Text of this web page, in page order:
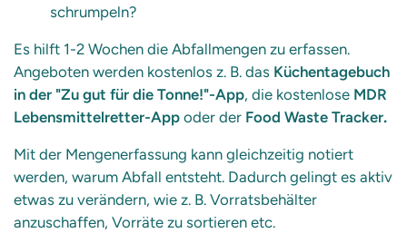
schrumpeln?
Es hilft 1-2 Wochen die Abfallmengen zu erfassen.
Angeboten werden kostenlos z. B. das Küchentagebuch
in der "Zu gut für die Tonne!"-App, die kostenlose MDR
Lebensmittelretter-App oder der Food Waste Tracker.
Mit der Mengenerfassung kann gleichzeitig notiert
werden, warum Abfall entsteht. Dadurch gelingt es aktiv
etwas zu verändern, wie z. B. Vorratsbehälter
anzuschaffen, Vorräte zu sortieren etc.